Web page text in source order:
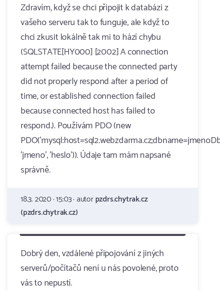
Zdravím, když se chci připojit k databázi z
vašeho serveru tak to funguje, ale když to
chci zkusit lokálně tak mi to hází chybu
(SQLSTATE[HY000] [2002] A connection
attempt failed because the connected party
did not properly respond after a period of
time, or established connection failed
because connected host has failed to
respond.). Používám PDO (new
'jmeno', 'heslo')). Údaje tam mám napsané
správně.
18.3. 2020 · 15:03 · autorpzdrs.chytrak.cz
(pzdrs.chytrak.cz)
Dobrý den, vzdálené připojování z jiných
serverů/počítačů není u nás povolené, proto
vás to nepustí.